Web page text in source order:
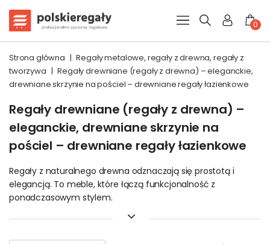
0
Strona główna | Regały metalowe, regały z drewna, regały z
tworzywa | Regały drewniane (regały z drewna) – eleganckie,
drewniane skrzynie na pościel – drewniane regały łazienkowe
Regały drewniane (regały z drewna) –
eleganckie, drewniane skrzynie na
pościel – drewniane regały łazienkowe
Regały z naturalnego drewna odznaczają się prostotą i
elegancją. To meble, które łączą funkcjonalność z
ponadczasowym stylem.
Skrzynia w formie kufra doda wnętrzu charakteru i